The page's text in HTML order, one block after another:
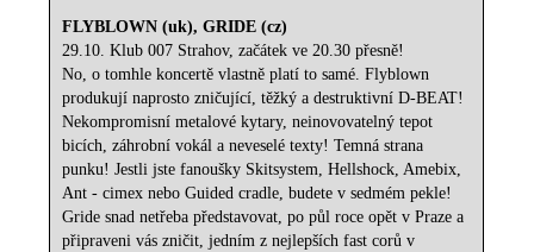
FLYBLOWN (uk), GRIDE (cz)
29.10. Klub 007 Strahov, začátek ve 20.30 přesně!
No, o tomhle koncertě vlastně platí to samé. Flyblown
produkují naprosto zničující, těžký a destruktivní D-BEAT!
Nekompromisní metalové kytary, neinovovatelný tepot
bicích, záhrobní vokál a neveselé texty! Temná strana
punku! Jestli jste fanoušky Skitsystem, Hellshock, Amebix,
Ant - cimex nebo Guided cradle, budete v sedmém pekle!
Gride snad netřeba představovat, po půl roce opět v Praze a
připraveni vás zničit, jedním z nejlepších fast corů v